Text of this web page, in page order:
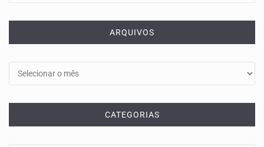
ARQUIVOS
CATEGORIAS